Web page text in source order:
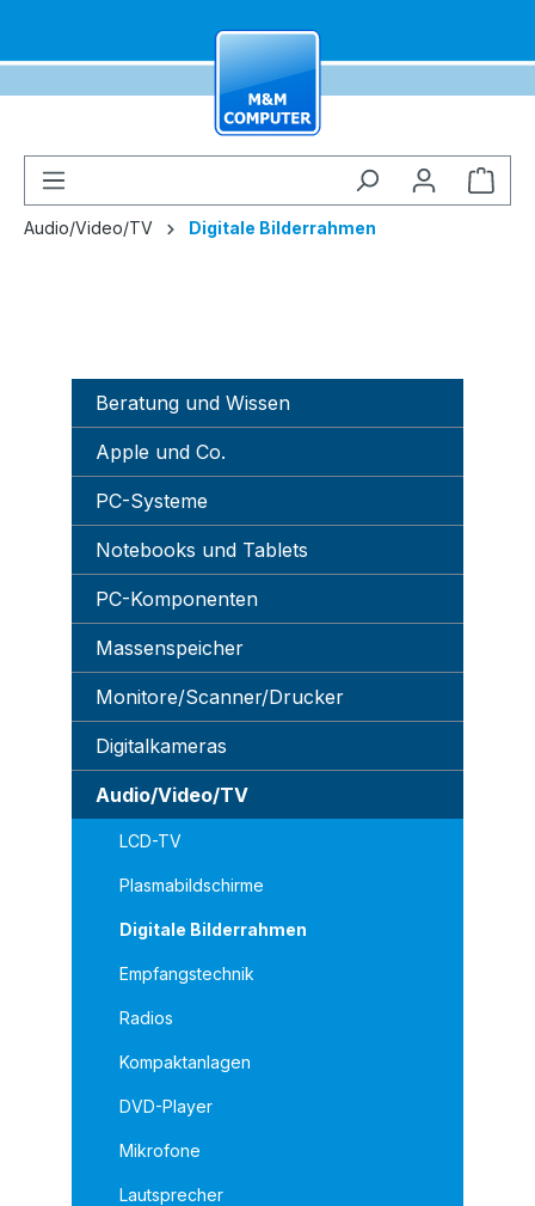
Audio/Video/TV Digitale Bilderrahmen
Beratung und Wissen
Apple und Co.
PC-Systeme
Notebooks und Tablets
PC-Komponenten
Massenspeicher
Monitore/Scanner/Drucker
Digitalkameras
Audio/Video/TV
LCD-TV
Plasmabildschirme
Digitale Bilderrahmen
Empfangstechnik
Radios
Kompaktanlagen
DVD-Player
Mikrofone
Lautsprecher